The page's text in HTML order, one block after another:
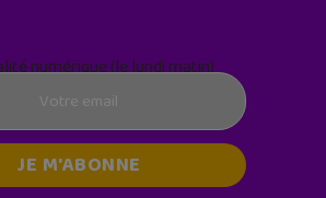
numérique (le lundi matin)